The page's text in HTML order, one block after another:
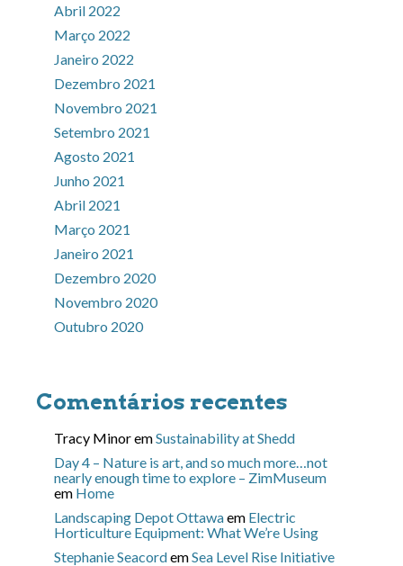
Abril 2022
Março 2022
Janeiro 2022
Dezembro 2021
Novembro 2021
Setembro 2021
Agosto 2021
Junho 2021
Abril 2021
Março 2021
Janeiro 2021
Dezembro 2020
Novembro 2020
Outubro 2020
Comentários recentes
Tracy MinoremSustainability at Shedd
Day 4 – Nature is art, and so much more…not
nearly enough time to explore – ZimMuseum
em Home
Landscaping Depot Ottawaem Electric
Horticulture Equipment: What We’re Using
Stephanie SeacordemSea Level Rise Initiative